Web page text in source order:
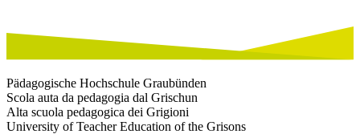
Pädagogische Hochschule Graubünden
Scola auta da pedagogia dal Grischun
Alta scuola pedagogica dei Grigioni
University of Teacher Education of the Grisons